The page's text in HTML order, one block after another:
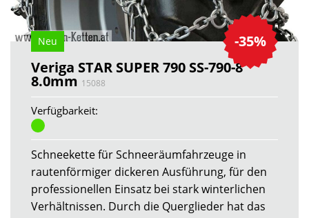
-35%
Neu
Veriga STAR SUPER 790 SS-790-8
8.0mm 15088
Verfügbarkeit:
Schneekette für Schneeräumfahrzeuge in
rautenförmiger dickeren Ausführung, für den
professionellen Einsatz bei stark winterlichen
Verhältnissen. Durch die Querglieder hat das